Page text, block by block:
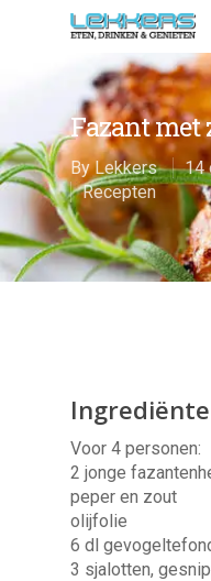
Fazant met
ByLekkers
14
Recepten
Voor 4 personen:
2 jonge
peper en zout
olijfolie
6 dl
3 sjalotten,